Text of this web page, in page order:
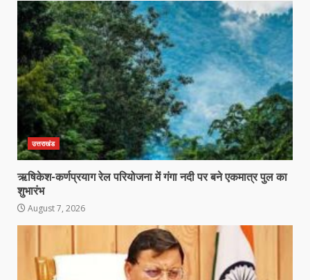
उत्तराखंड
ऋषिकेश-कर्णप्रयाग रेल परियोजना में गंगा नदी पर बने एकमात्र पुल का
शुभारंभ
August 7, 2026